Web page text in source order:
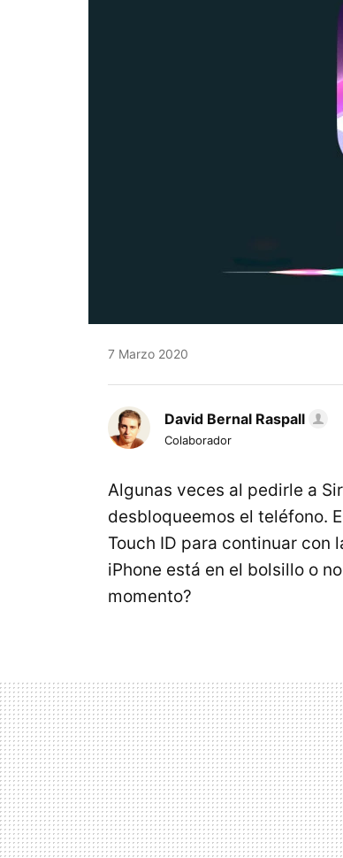
7 Marzo 2020
David Bernal Raspall
Colaborador
Algunas veces al pedirle a
desbloqueemos el teléfono.
Touch ID para continuar con
iPhone está en el bolsillo o
momento?